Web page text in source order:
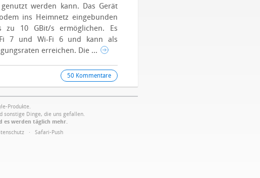
werden kann. Das Gerät
ins Heimnetz eingebunden
zu 10 GBit/s ermöglichen. Es
Fi 7 und Wi-Fi 6 und kann als
erreichen. Die ...
50 Kommentare
Produkte.
sonstige Dinge, die uns gefallen.
es werden täglich mehr.
· Safari-Push